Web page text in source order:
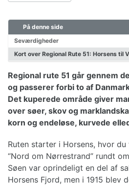
Cykelkort Danmark
Børn på cykeltur
Hvordan pakkes cyklen?
Pakkeliste til cykeltur
Planlægning af cykelturen
Valg af cykel
Påklædning til cykelturen
Reparationer af cykel
Nationale cykelruter
Regionale cykelruter
Cykelruter København
Cykelruter Århus
På denne side
Seværdigheder
Kort over Regional Rute 51: Horsens til
Regional rute 51 går gennem
og passerer forbi to af
Det kuperede område giver
over søer, skov og
korn og endeløse, kurvede
Ruten starter i Horsens, hvor
“Nord om Nørrestrand” rundt
Søen var oprindeligt en del af
Horsens Fjord, men i 1915 blev